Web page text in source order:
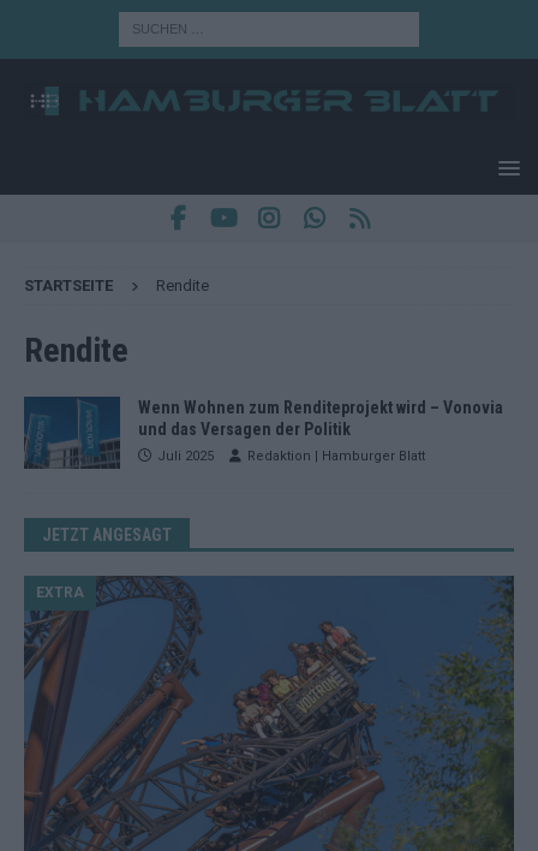
STARTSEITE Rendite
Rendite
Wenn Wohnen zum Renditeprojekt wird – Vonovia
und das Versagen der Politik
Juli 2025 Redaktion | Hamburger Blatt
JETZT ANGESAGT
EXTRA